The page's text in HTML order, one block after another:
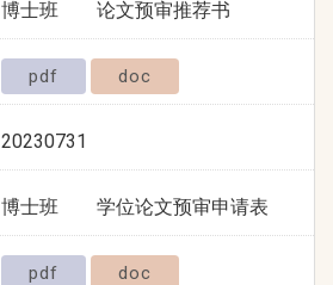
博士班 论文预审推荐书
pdf doc
20230731
博士班 学位论文预审申请表
pdf doc